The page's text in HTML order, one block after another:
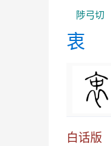
陟弓切
衷
白话版